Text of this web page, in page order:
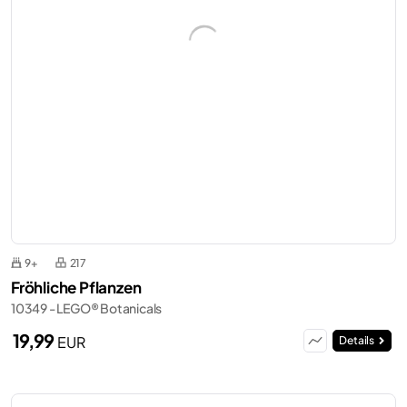
9+ 217
Fröhliche Pflanzen
10349 - LEGO® Botanicals
19,99EUR Details